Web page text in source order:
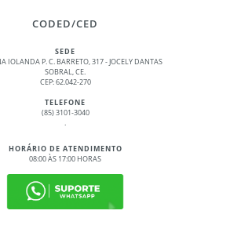
CODED/CED
SEDE
IOLANDA P. C. BARRETO, 317 - JOCELY DANTAS
SOBRAL, CE.
CEP: 62.042-270
TELEFONE
(85) 3101-3040
.
HORÁRIO DE ATENDIMENTO
08:00 ÀS 17:00 HORAS